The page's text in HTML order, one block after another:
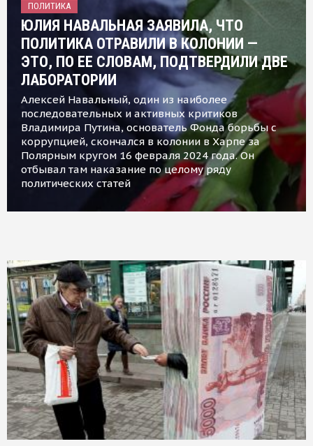
ПОЛИТИКА
ЮЛИЯ НАВАЛЬНАЯ ЗАЯВИЛА, ЧТО
ПОЛИТИКА ОТРАВИЛИ В КОЛОНИИ —
ЭТО, ПО ЕЕ СЛОВАМ, ПОДТВЕРДИЛИ ДВЕ
ЛАБОРАТОРИИ
Алексей Навальный, один из наиболее
последовательных и активных критиков
Владимира Путина, основатель Фонда борьбы с
коррупцией, скончался в колонии в Харпе за
Полярным кругом 16 февраля 2024 года. Он
отбывал там наказание по целому ряду
политических статей